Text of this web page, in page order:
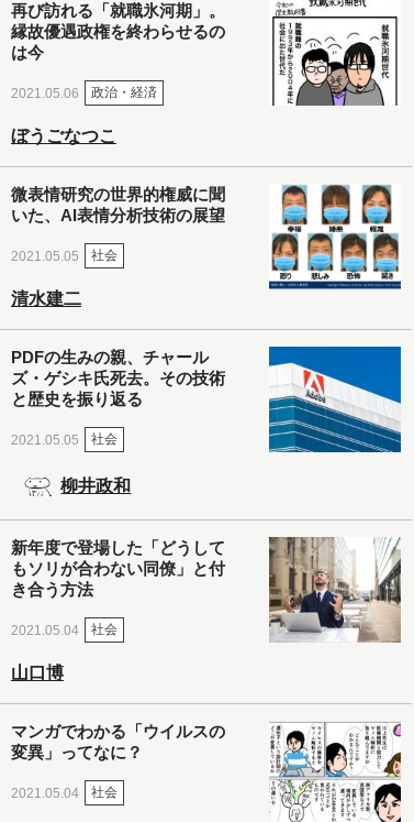
再び訪れる「就職氷河期」。
縁故優遇政権を終わらせるの
は今
2021.05.06 政治・経済
ぼうごなつこ
微表情研究の世界的権威に聞
いた、AI表情分析技術の展望
2021.05.05 社会
清水建二
PDFの生みの親、チャール
ズ・ゲシキ氏死去。その技術
と歴史を振り返る
2021.05.05 社会
柳井政和
新年度で登場した「どうして
もソリが合わない同僚」と付
き合う方法
2021.05.04 社会
山口博
マンガでわかる「ウイルスの
変異」ってなに？
2021.05.04 社会